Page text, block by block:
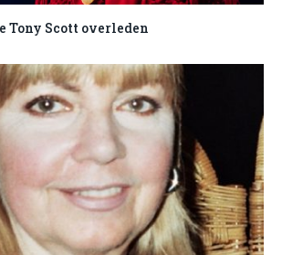
Tony Scott overleden